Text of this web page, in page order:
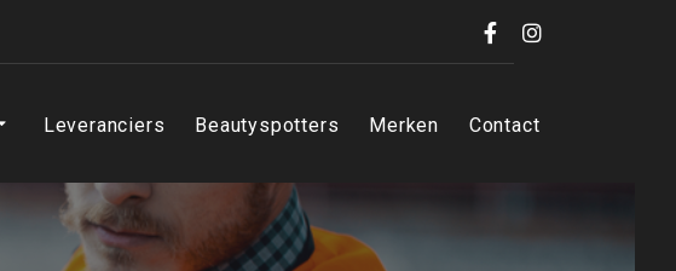
Facebook
Leveranciers Beautyspotters Merken Contact